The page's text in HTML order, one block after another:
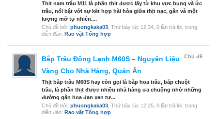
Thịt nạm trâu M11 là phần thịt được lấy từ khu vực bụng và ức
trâu, nổi bật với sự kết hợp hài hòa giữa thịt nạc, gân và một
lượng mỡ tự nhiên....
Chủ đề bởi: phuongkaka03 Thứ bảy lúc 12:34 , 0 lần trả lời, trong
diễn đàn: Rao vặt Tổng hợp
Chủ đề
Bắp Trâu Đông Lạnh M60S – Nguyên Liệu
Vàng Cho Nhà Hàng, Quán Ăn
Thịt bắp trâu M60S hay còn gọi là bắp hoa trâu, bắp chuột
trâu, là phần thịt được nhiều nhà hàng ưa chuộng nhờ những
đường gân hoa đan xen tự...
Chủ đề bởi: phuongkaka03 Thứ bảy lúc 12:25 , 0 lần trả lời, trong
diễn đàn: Rao vặt Tổng hợp